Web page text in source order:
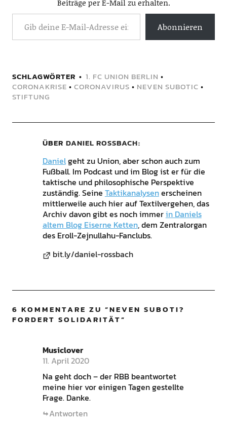
Beiträge per E-Mail zu erhalten.
Abonnieren
SCHLAGWÖRTER 1. FC UNION BERLIN •
CORONAKRISE • CORONAVIRUS • NEVEN SUBOTIC •
STIFTUNG
ÜBER DANIEL ROSSBACH
Danielgeht zu Union, aber schon auch zum
Fußball. Im Podcast und im Blog ist er für die
taktische und philosophische Perspektive
zuständig. Seine Taktikanalysenerscheinen
mittlerweile auch hier auf Textilvergehen, das
Archiv davon gibt es noch immerin Daniels
altem Blog Eiserne Ketten, dem Zentralorgan
des Eroll-Zejnullahu-Fanclubs.
bit.ly/daniel-rossbach
6 KOMMENTARE ZU “NEVEN SUBOTI?
FORDERT SOLIDARITÄT”
Musiclover
11. April 2020
Na geht doch – der RBB beantwortet
meine hier vor einigen Tagen gestellte
Frage. Danke.
Antworten